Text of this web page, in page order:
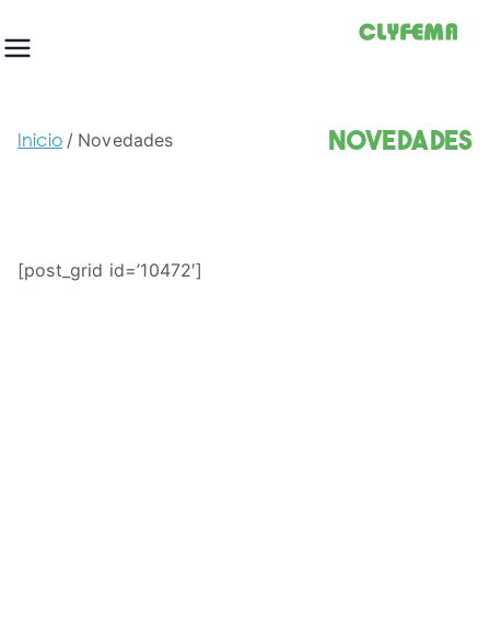
al
Novedades
Inicio Novedades
[post_grid id=’10472′]